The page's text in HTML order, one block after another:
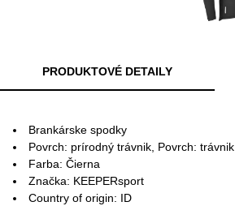
PRODUKTOVÉ DETAILY
Brankárske spodky
Povrch: prírodný trávnik, Povrch: trávnik
Farba: Čierna
Značka: KEEPERsport
Country of origin: ID